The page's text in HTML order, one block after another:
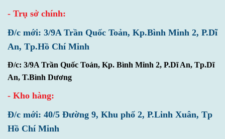
- Trụ sở chính:
Đ/c mới: 3/9A Trần Quốc Toản, Kp.Bình Minh 2, P.Dĩ
An, Tp.Hồ Chí Minh
Đ/c: 3/9A Trần Quốc Toản, Kp. Bình Minh 2, P.Dĩ An, Tp.Dĩ
An, T.Bình Dương
- Kho hàng:
Đ/c mới: 40/5 Đường 9, Khu phố 2, P.Linh Xuân, Tp
Hồ Chí Minh